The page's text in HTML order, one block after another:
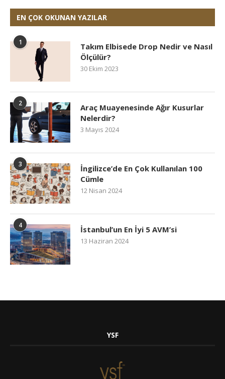
EN ÇOK OKUNAN YAZILAR
1
Takım Elbisede Drop Nedir ve Nasıl
Ölçülür?
30 Ekim 2023
2
Araç Muayenesinde Ağır Kusurlar
Nelerdir?
3 Mayıs 2024
3
İngilizce’de En Çok Kullanılan 100
Cümle
12 Nisan 2024
4 İstanbul’un En İyi 5 AVM’si
13 Haziran 2024
YSF